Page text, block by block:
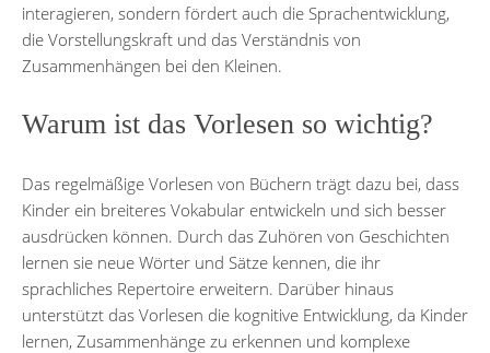
interagieren, sondern fördert auch die Sprachentwicklung,
die Vorstellungskraft und das Verständnis von
Zusammenhängen bei den Kleinen.
Warum ist das Vorlesen so wichtig?
Das regelmäßige Vorlesen von Büchern trägt dazu bei, dass
Kinder ein breiteres Vokabular entwickeln und sich besser
ausdrücken können. Durch das Zuhören von Geschichten
lernen sie neue Wörter und Sätze kennen, die ihr
sprachliches Repertoire erweitern. Darüber hinaus
unterstützt das Vorlesen die kognitive Entwicklung, da Kinder
lernen, Zusammenhänge zu erkennen und komplexe